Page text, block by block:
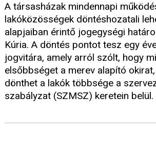
A társasházak mindennapi
lakóközösségek döntéshozatali
alapjaiban érintő jogegységi
Kúria. A döntés pontot tesz egy
jogvitára, amely arról szólt, hogy
elsőbbséget a merev alapító
dönthet a lakók többsége a
szabályzat (SZMSZ) keretein belül.